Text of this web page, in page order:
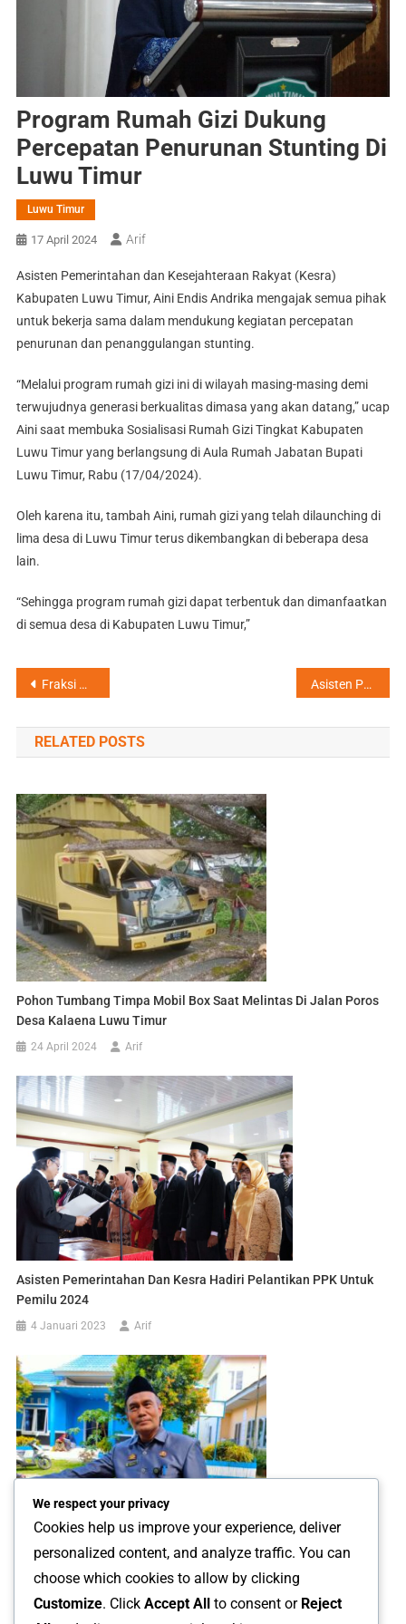
Program Rumah Gizi Dukung
Percepatan Penurunan Stunting Di
Luwu Timur
Luwu Timur
17 April 2024 Arif
Asisten Pemerintahan dan Kesejahteraan Rakyat (Kesra)
Kabupaten Luwu Timur, Aini Endis Andrika mengajak semua pihak
untuk bekerja sama dalam mendukung kegiatan percepatan
penurunan dan penanggulangan stunting.
“Melalui program rumah gizi ini di wilayah masing-masing demi
terwujudnya generasi berkualitas dimasa yang akan datang,” ucap
Aini saat membuka Sosialisasi Rumah Gizi Tingkat Kabupaten
Luwu Timur yang berlangsung di Aula Rumah Jabatan Bupati
Luwu Timur, Rabu (17/04/2024).
Oleh karena itu, tambah Aini, rumah gizi yang telah dilaunching di
lima desa di Luwu Timur terus dikembangkan di beberapa desa
lain.
“Sehingga program rumah gizi dapat terbentuk dan dimanfaatkan
di semua desa di Kabupaten Luwu Timur,”
Navigasi
pos
Fraksi Nasdem Soroti Rekrutmen Tenaga Kerja , Disnaker Sebagai Perwakilan Pemerintah Dianggap Belum Maksimal Asisten Pemerintahan dan Kesra Buka Sosialisasi Rumah Gizi Tingkat Kabupaten
RELATED POSTS
Pohon Tumbang Timpa Mobil Box Saat Melintas Di Jalan Poros
Desa Kalaena Luwu Timur
24 April 2024 Arif
Asisten Pemerintahan Dan Kesra Hadiri Pelantikan PPK Untuk
Pemilu 2024
4 Januari 2023 Arif
Masalah Peternakan Ayam Potong, DPKP Lutim Sarankan
Relokasi
16 Mei 2024 Arif
We respect your privacy
Cookies help us improve your experience, deliver
personalized content, and analyze traffic. You can
choose which cookies to allow by clicking
Customize. Click Accept All to consent or Reject